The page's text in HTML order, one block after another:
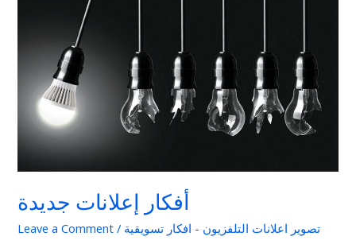
أفكار إعلانات جديدة
Leave a Comment / تصوير اعلانات التلفزيون - افكار تسويقية